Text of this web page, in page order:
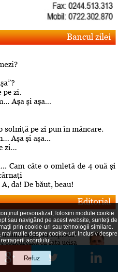
Bancul zilei
pe zi.
Aşa şi aşa…
solniţă pe zi pun în mâncare.
Aşa şi aşa…
zi…
Cam câte o omletă de 4 ouă şi
da! De băut, beau!
Editorial
au explodat
concurenta cu fata ucisa
si fusese violata, iar
In fapt, un produs al
concetateni, domnul cu
personalizat, folosim module cookie
sau navigând pe acest website, sunteți de
prin cookie-uri sau tehnologii similare.
mai multe despre cookie-uri, inclusiv despre
acordului.